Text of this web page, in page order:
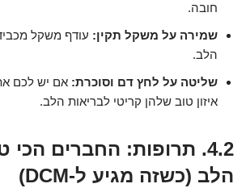
חובה.
שמירה על משקל תקין: עודף משקל
הלב.
שליטה על לחץ דם וסוכרת: אם יש לכם
איזון טוב שלהן קריטי לבריאות הלב.
4.2. תרופות: החברים הכי
הלב (כשזה מגיע ל-DCM)